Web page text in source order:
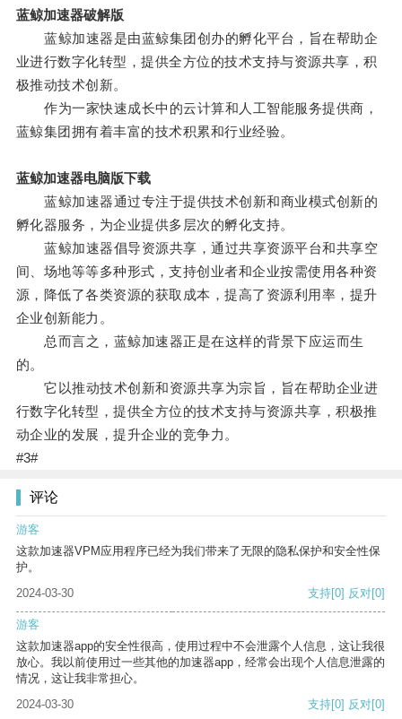
蓝鲸加速器破解版
蓝鲸加速器是由蓝鲸集团创办的孵化平台，旨在帮助企
业进行数字化转型，提供全方位的技术支持与资源共享，积
极推动技术创新。
作为一家快速成长中的云计算和人工智能服务提供商，
蓝鲸集团拥有着丰富的技术积累和行业经验。
蓝鲸加速器电脑版下载
蓝鲸加速器通过专注于提供技术创新和商业模式创新的
孵化器服务，为企业提供多层次的孵化支持。
蓝鲸加速器倡导资源共享，通过共享资源平台和共享空
间、场地等等多种形式，支持创业者和企业按需使用各种资
源，降低了各类资源的获取成本，提高了资源利用率，提升
企业创新能力。
总而言之，蓝鲸加速器正是在这样的背景下应运而生
的。
它以推动技术创新和资源共享为宗旨，旨在帮助企业进
行数字化转型，提供全方位的技术支持与资源共享，积极推
动企业的发展，提升企业的竞争力。
#3#
评论
游客
这款加速器VPM应用程序已经为我们带来了无限的隐私保护和安全性保
护。
2024-03-30
支持[0] 反对[0]
游客
这款加速器app的安全性很高，使用过程中不会泄露个人信息，这让我很
放心。我以前使用过一些其他的加速器app，经常会出现个人信息泄露的
情况，这让我非常担心。
2024-03-30
支持[0] 反对[0]